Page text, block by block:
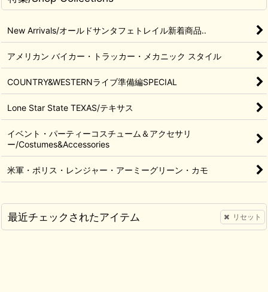
New Arrivals/オールドサンタフェトレイル新着商品..
アメリカン バイカー・トラッカー・メカニック スタイル
COUNTRY&WESTERNライブ準備編SPECIAL
Lone Star State TEXAS/テキサス
イベント・パーティーコスチューム＆アクセサリ
ー/Costumes&Accessories
米軍・ポリス・レンジャー・アーミーグリーン・カモ
最近チェックされたアイテム リセット